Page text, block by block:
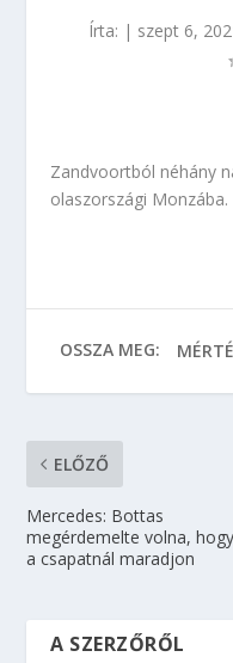
Írta: | szept 6,
Zandvoortból néhány
olaszországi Monzába.
OSSZA MEG:
ELŐZŐ
Mercedes: Bottas
megérdemelte volna, hogy
a csapatnál maradjon
A SZERZŐRŐL